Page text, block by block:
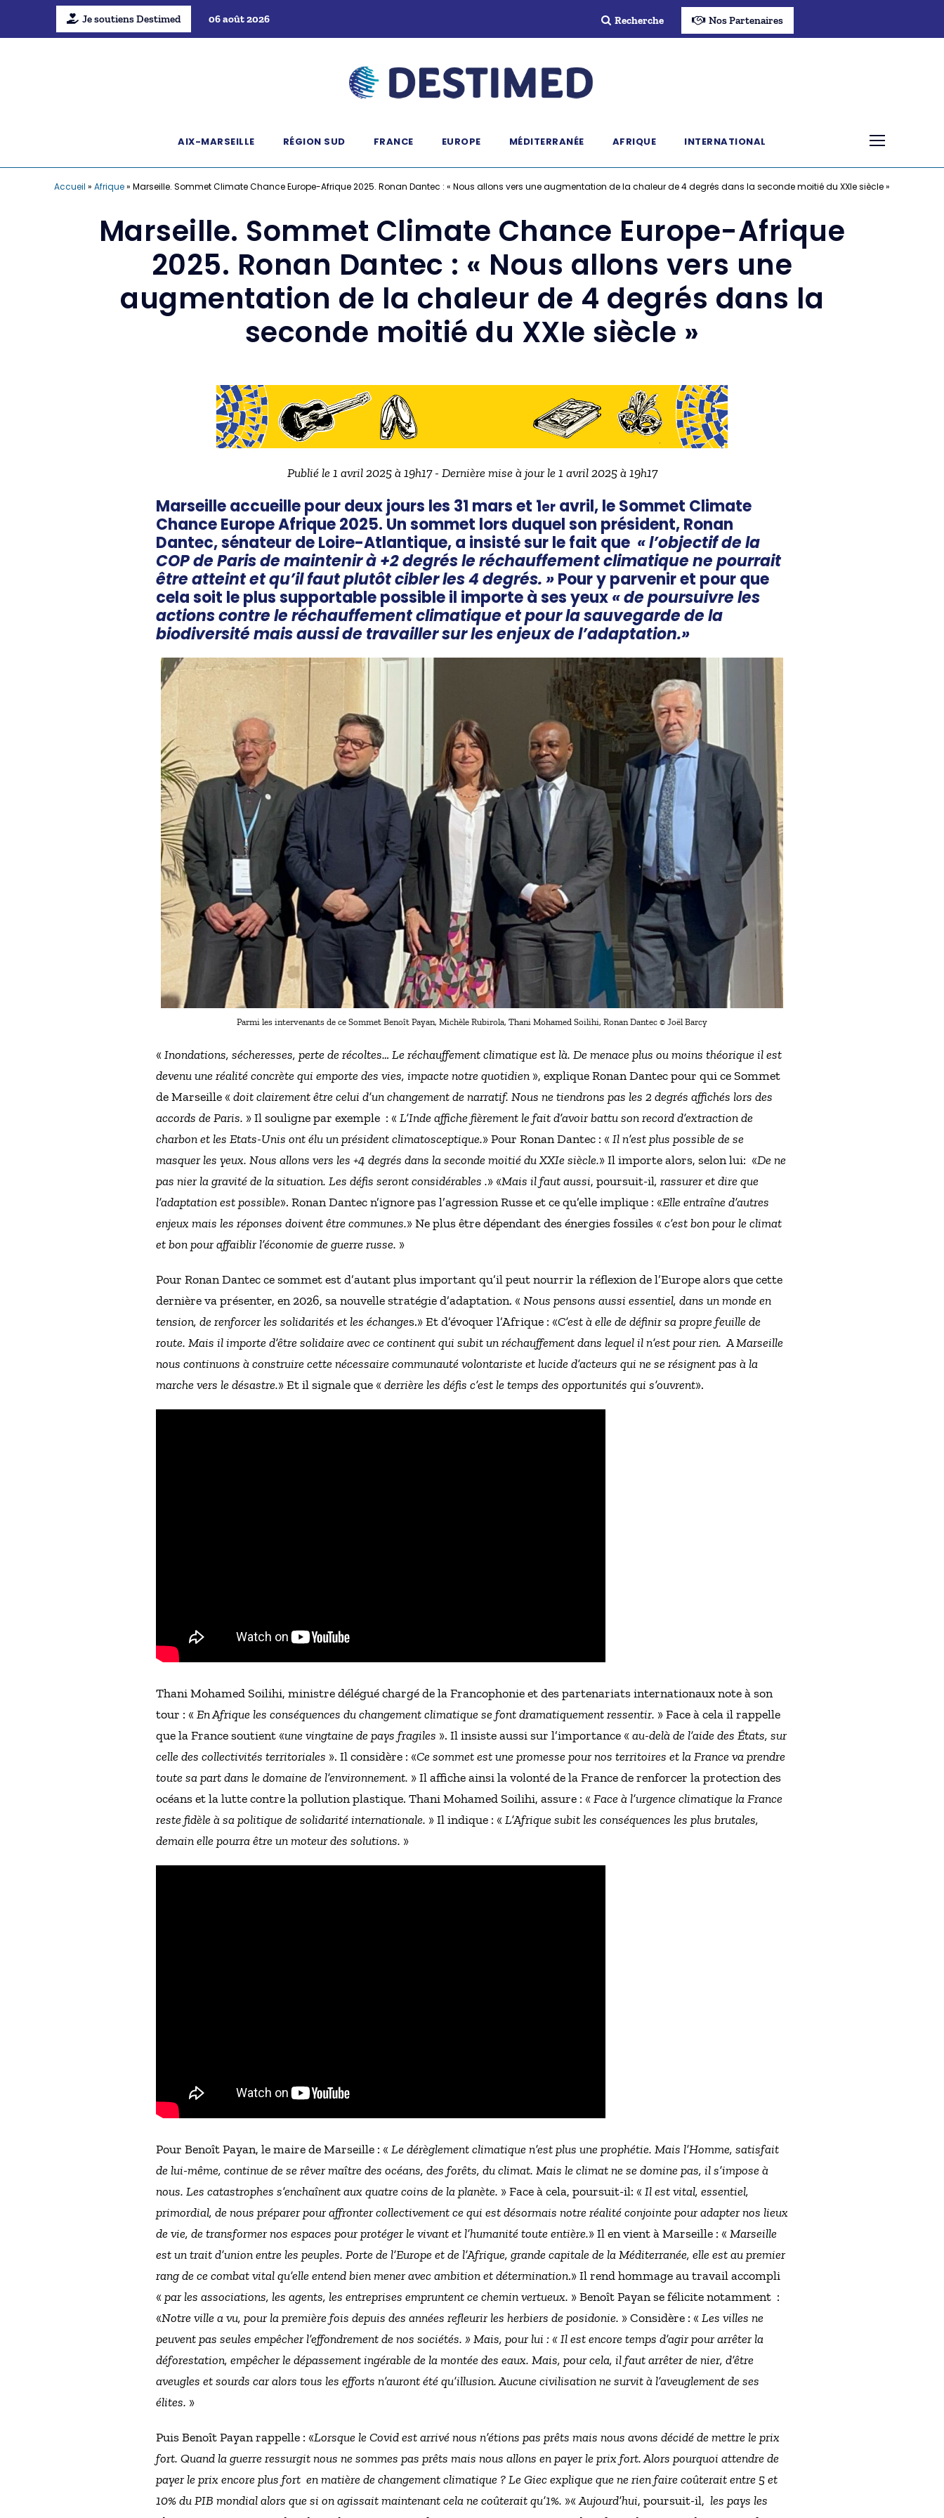
Je soutiens Destimed 06 août 2026 Recherche Nos Partenaires
AIX-MARSEILLE RÉGION SUD FRANCE EUROPE MÉDITERRANÉE AFRIQUE INTERNATIONAL
Accueil » Afrique» Marseille. Sommet Climate Chance Europe-Afrique 2025. Ronan Dantec : « Nous allons vers une augmentation de la chaleur de 4 degrés dans la seconde moitié du XXIe siècle »
Marseille. Sommet Climate Chance Europe-Afrique
2025. Ronan Dantec : « Nous allons vers une
augmentation de la chaleur de 4 degrés dans la
seconde moitié du XXIe siècle »
Publié le 1 avril 2025 à 19h17 - Dernière mise à jour le 1 avril 2025 à 19h17
Marseille accueille pour deux jours les 31 mars et 1er avril, le Sommet Climate
Chance Europe Afrique 2025. Un sommet lors duquel son président, Ronan
Dantec, sénateur de Loire-Atlantique, a insisté sur le fait que « l’objectif de la
COP de Paris de maintenir à +2 degrés le réchauffement climatique ne pourrait
être atteint et qu’il faut plutôt cibler les 4 degrés. »Pour y parvenir et pour que
cela soit le plus supportable possible il importe à ses yeux«de poursuivre les
actions contre le réchauffement climatique et pour la sauvegarde de la
biodiversité mais aussi de travailler sur les enjeux de l’adaptation.»
Parmi les intervenants de ce Sommet Benoît Payan, Michèle Rubirola, Thani Mohamed Soilihi, Ronan Dantec © Joël Barcy
« Inondations, sécheresses, perte de récoltes… Le réchauffement climatique est là. De menace plus ou moins théorique il est
devenu une réalité concrète qui emporte des vies, impacte notre quotidien », explique Ronan Dantec pour qui ce Sommet
de Marseille « doit clairement être celui d’un changement de narratif. Nous ne tiendrons pas les 2 degrés affichés lors des
accords de Paris. » Il souligne par exemple : « L’Inde affiche fièrement le fait d’avoir battu son record d’extraction de
charbon et les Etats-Unis ont élu un président climatosceptique.» Pour Ronan Dantec : « Il n’est plus possible de se
masquer les yeux. Nous allons vers les +4 degrés dans la seconde moitié du XXIe siècle.» Il importe alors, selon lui: «De ne
pas nier la gravité de la situation. Les défis seront considérables .» «Mais il faut aussi, poursuit-il, rassurer et dire que
l’adaptation est possible». Ronan Dantec n’ignore pas l’agression Russe et ce qu’elle implique : «Elle entraîne d’autres
enjeux mais les réponses doivent être communes.» Ne plus être dépendant des énergies fossiles « c’est bon pour le climat
et bon pour affaiblir l’économie de guerre russe. »
Pour Ronan Dantec ce sommet est d’autant plus important qu’il peut nourrir la réflexion de l’Europe alors que cette
dernière va présenter, en 2026, sa nouvelle stratégie d’adaptation. « Nous pensons aussi essentiel, dans un monde en
tension, de renforcer les solidarités et les échanges.» Et d’évoquer l’Afrique : «C’est à elle de définir sa propre feuille de
route. Mais il importe d’être solidaire avec ce continent qui subit un réchauffement dans lequel il n’est pour rien. A Marseille
nous continuons à construire cette nécessaire communauté volontariste et lucide d’acteurs qui ne se résignent pas à la
marche vers le désastre.» Et il signale que « derrière les défis c’est le temps des opportunités qui s’ouvrent».
Thani Mohamed Soilihi, ministre délégué chargé de la Francophonie et des partenariats internationaux note à son
tour : « En Afrique les conséquences du changement climatique se font dramatiquement ressentir. » Face à cela il rappelle
que la France soutient «une vingtaine de pays fragiles ». Il insiste aussi sur l’importance « au-delà de l’aide des États, sur
celle des collectivités territoriales ». Il considère : «Ce sommet est une promesse pour nos territoires et la France va prendre
toute sa part dans le domaine de l’environnement. » Il affiche ainsi la volonté de la France de renforcer la protection des
océans et la lutte contre la pollution plastique. Thani Mohamed Soilihi, assure : « Face à l’urgence climatique la France
reste fidèle à sa politique de solidarité internationale. » Il indique : « L’Afrique subit les conséquences les plus brutales,
demain elle pourra être un moteur des solutions. »
Pour Benoît Payan, le maire de Marseille : « Le dérèglement climatique n’est plus une prophétie. Mais l’Homme, satisfait
de lui-même, continue de se rêver maître des océans, des forêts, du climat. Mais le climat ne se domine pas, il s’impose à
nous. Les catastrophes s’enchaînent aux quatre coins de la planète. » Face à cela, poursuit-il: « Il est vital, essentiel,
primordial, de nous préparer pour affronter collectivement ce qui est désormais notre réalité conjointe pour adapter nos lieux
de vie, de transformer nos espaces pour protéger le vivant et l’humanité toute entière.» Il en vient à Marseille : « Marseille
est un trait d’union entre les peuples. Porte de l’Europe et de l’Afrique, grande capitale de la Méditerranée, elle est au premier
rang de ce combat vital qu’elle entend bien mener avec ambition et détermination.» Il rend hommage au travail accompli
« par les associations, les agents, les entreprises empruntent ce chemin vertueux. » Benoît Payan se félicite notamment :
«Notre ville a vu, pour la première fois depuis des années refleurir les herbiers de posidonie. » Considère : « Les villes ne
peuvent pas seules empêcher l’effondrement de nos sociétés. » Mais, pour lui : « Il est encore temps d’agir pour arrêter la
déforestation, empêcher le dépassement ingérable de la montée des eaux. Mais, pour cela, il faut arrêter de nier, d’être
aveugles et sourds car alors tous les efforts n’auront été qu’illusion. Aucune civilisation ne survit à l’aveuglement de ses
élites. »
Puis Benoît Payan rappelle : «Lorsque le Covid est arrivé nous n’étions pas prêts mais nous avons décidé de mettre le prix
fort. Quand la guerre ressurgit nous ne sommes pas prêts mais nous allons en payer le prix fort. Alors pourquoi attendre de
payer le prix encore plus fort en matière de changement climatique ? Le Giec explique que ne rien faire coûterait entre 5 et
10% du PIB mondial alors que si on agissait maintenant cela ne coûterait qu’1%. »«Aujourd’hui, poursuit-il, les pays les